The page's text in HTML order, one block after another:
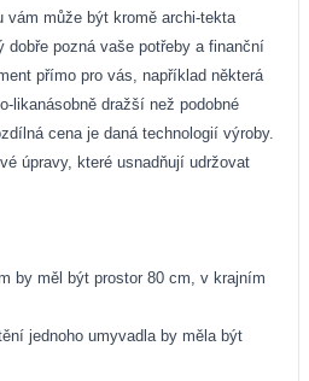
vám může být kromě archi-tekta
dobře pozná vaše potřeby a finanční
přímo pro vás, například některá
likanásobně dražší než podobné
cena je daná technologií výroby.
úpravy, které usnadňují udržovat
by měl být prostor 80 cm, v krajním
jednoho umyvadla by měla být